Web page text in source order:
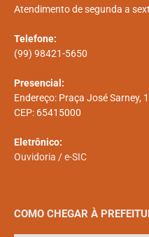
Atendimento de segunda a
Telefone:
(99) 98421-5650
Presencial:
Endereço: Praça José Sarney,
CEP: 65415000
Eletrônico:
Ouvidoria /e-SIC
COMO CHEGAR À